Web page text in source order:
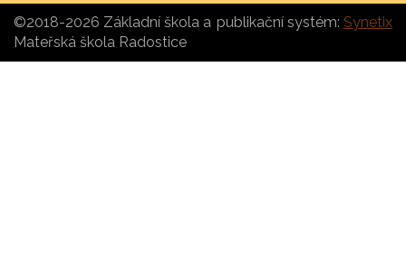
publikační systém: Synetix
©2018-2026 Základní škola a
Mateřská škola Radostice